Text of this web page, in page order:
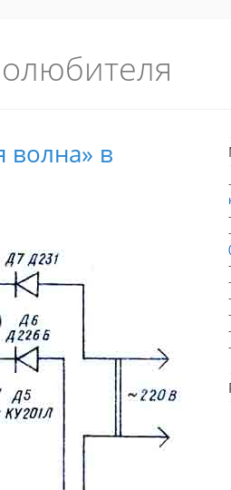
-
-
-
-
-
-
-
-
-
волна» в